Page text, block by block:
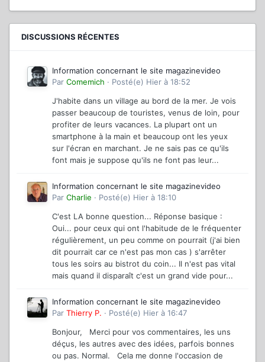
DISCUSSIONS RÉCENTES
Information concernant le site magazinevideo
Par Comemich · Posté(e) Hier à 18:52
J'habite dans un village au bord de la mer. Je vois
passer beaucoup de touristes, venus de loin, pour
profiter de leurs vacances. La plupart ont un
smartphone à la main et beaucoup ont les yeux
sur l'écran en marchant. Je ne sais pas ce qu'ils
font mais je suppose qu'ils ne font pas leur...
Information concernant le site magazinevideo
Par Charlie · Posté(e) Hier à 18:10
C'est LA bonne question... Réponse basique :
Oui... pour ceux qui ont l'habitude de le fréquenter
régulièrement, un peu comme on pourrait (j'ai bien
dit pourrait car ce n'est pas mon cas ) s'arrêter
tous les soirs au bistrot du coin... Il n'est pas vital
mais quand il disparaît c'est un grand vide pour...
Information concernant le site magazinevideo
Par Thierry P. · Posté(e) Hier à 16:47
Bonjour, Merci pour vos commentaires, les uns
déçus, les autres avec des idées, parfois bonnes
ou pas. Normal. Cela me donne l'occasion de